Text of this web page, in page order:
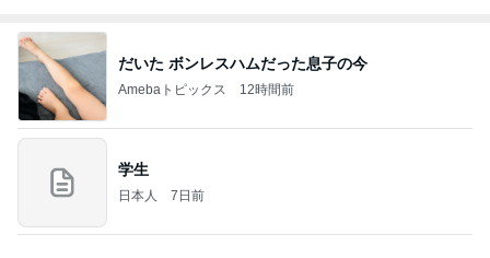
だいた ボンレスハムだった息子の今
Amebaトピックス 12時間前
学生
日本人 7日前